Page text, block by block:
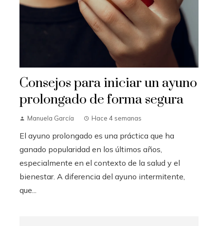
Consejos para iniciar un ayuno
prolongado de forma segura
Manuela García Hace 4 semanas
El ayuno prolongado es una práctica que ha
ganado popularidad en los últimos años,
especialmente en el contexto de la salud y el
bienestar. A diferencia del ayuno intermitente,
que...